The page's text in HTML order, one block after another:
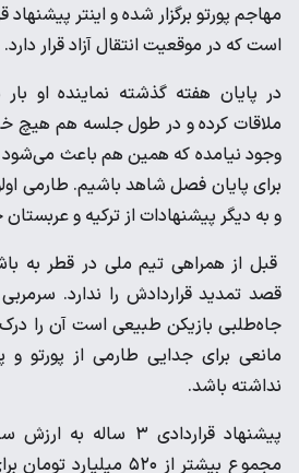
است که در موقعیت انتقال آزاد قرار دارد.
در پایان هفته گذشته نماینده او بار
ملاقات کرده و در طول جلسه هم هیچ
وجود نیامده که همین هم باعث می‌شود
برای پایان فصل شاهد باشیم. طارمی
و به دیگر پیشنهادات از ترکیه و
قبل از همراهی تیم ملی در قطر به
قصد تمدید قراردادش را ندارد.
جاه‌طلبی بازیکن طبیعی است آن را
مانعی برای جدایی طارمی از پورتو و
نداشته باشد.
مجموع بیشتر از ۵۲۰